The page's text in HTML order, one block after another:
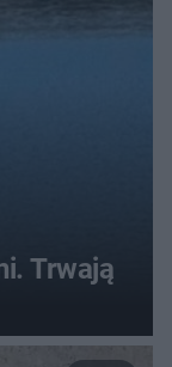
Trwają